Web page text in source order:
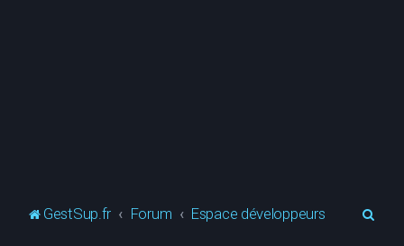
GestSup.fr Forum Espace développeurs